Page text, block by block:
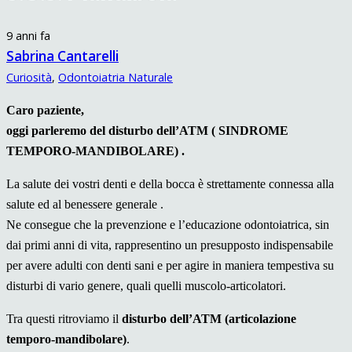
9 anni fa
Sabrina Cantarelli
Curiosità, Odontoiatria Naturale
Caro paziente,
oggi parleremo del disturbo dell’ATM ( SINDROME
TEMPORO-MANDIBOLARE) .
La salute dei vostri denti e della bocca è strettamente connessa alla
salute ed al benessere generale .
Ne consegue che la prevenzione e l’educazione odontoiatrica, sin
dai primi anni di vita, rappresentino un presupposto indispensabile
per avere adulti con denti sani e per agire in maniera tempestiva su
disturbi di vario genere, quali quelli muscolo-articolatori.
Tra questi ritroviamo il disturbo dell’ATM (articolazione
temporo-mandibolare).